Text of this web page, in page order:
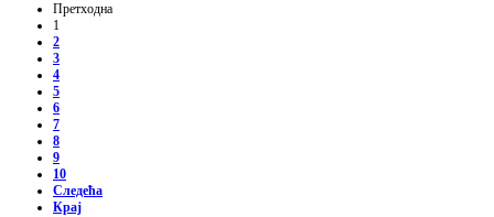
Претходна
1
2
3
4
5
6
7
8
9
10
Следећа
Крај